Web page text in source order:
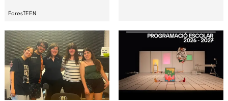
ForesTEEN